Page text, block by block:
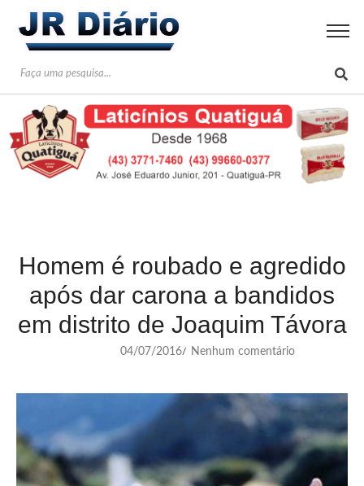
Homem é roubado e agredido
após dar carona a bandidos
em distrito de Joaquim Távora
04/07/2016/ Nenhum comentário